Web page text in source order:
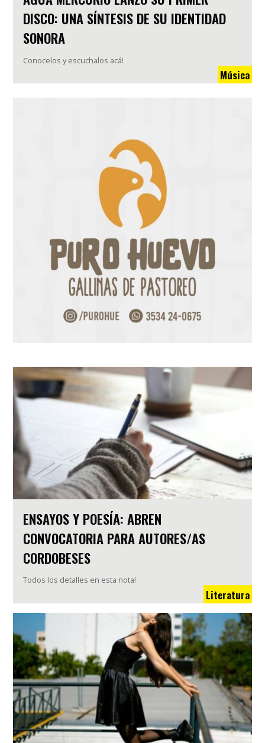
DISCO: UNA SÍNTESIS DE SU IDENTIDAD
SONORA
Conocelos y escuchalos acá!
Música
ENSAYOS Y POESÍA: ABREN
CONVOCATORIA PARA AUTORES/AS
CORDOBESES
Todos los detalles en esta nota!
Literatura